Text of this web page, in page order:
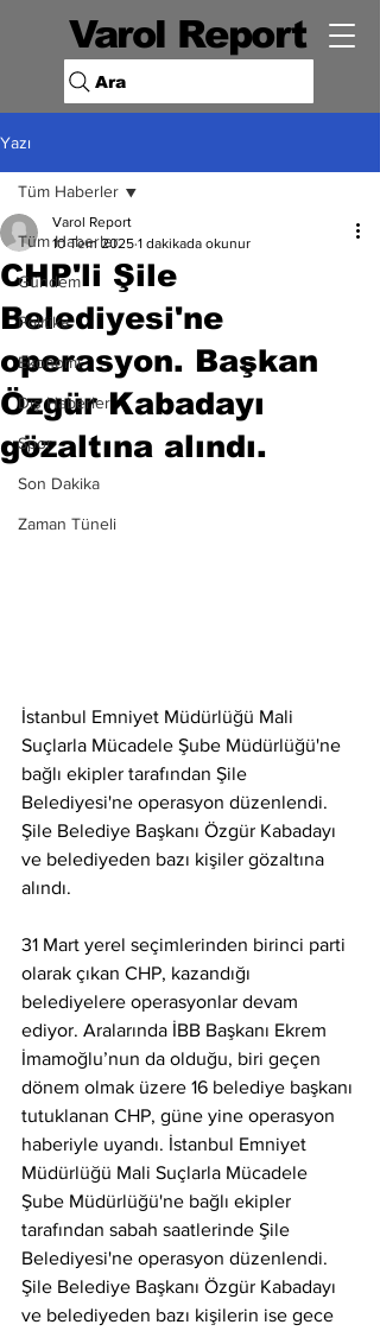
Varol Report
Ara
Yazı
Tüm Haberler
Gündem
Politika
Ekonomi
Dış Haberler
Spor
Son Dakika
Zaman Tüneli
Tüm Haberler
CHP'li Şile
Belediyesi'ne
operasyon. Başkan
Özgür Kabadayı
gözaltına alındı.
Varol Report
10 Tem 2025 1 dakikada okunur
İstanbul Emniyet Müdürlüğü Mali
Suçlarla Mücadele Şube Müdürlüğü'ne
bağlı ekipler tarafından Şile
Belediyesi'ne operasyon düzenlendi.
Şile Belediye Başkanı Özgür Kabadayı
ve belediyeden bazı kişiler gözaltına
alındı.
31 Mart yerel seçimlerinden birinci parti
olarak çıkan CHP, kazandığı
belediyelere operasyonlar devam
ediyor. Aralarında İBB Başkanı Ekrem
İmamoğlu’nun da olduğu, biri geçen
dönem olmak üzere 16 belediye başkanı
tutuklanan CHP, güne yine operasyon
haberiyle uyandı. İstanbul Emniyet
Müdürlüğü Mali Suçlarla Mücadele
Şube Müdürlüğü'ne bağlı ekipler
tarafından sabah saatlerinde Şile
Belediyesi'ne operasyon düzenlendi.
Şile Belediye Başkanı Özgür Kabadayı
ve belediyeden bazı kişilerin ise gece